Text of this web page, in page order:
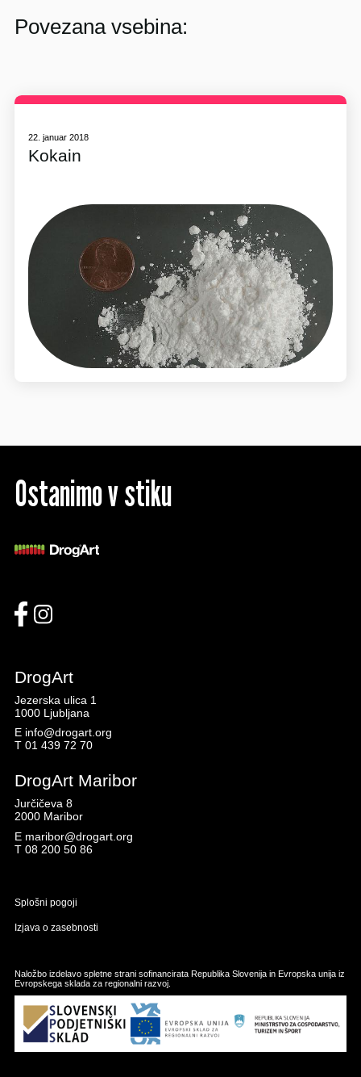
Povezana vsebina:
22. januar 2018
Kokain
Ostanimo v stiku
DrogArt
Jezerska ulica 1
1000 Ljubljana
E info@drogart.org
T 01 439 72 70
DrogArt Maribor
Jurčičeva 8
2000 Maribor
E maribor@drogart.org
T 08 200 50 86
Splošni pogoji
Izjava o zasebnosti
Naložbo izdelavo spletne strani sofinancirata Republika Slovenija in Evropska unija iz
Evropskega sklada za regionalni razvoj.